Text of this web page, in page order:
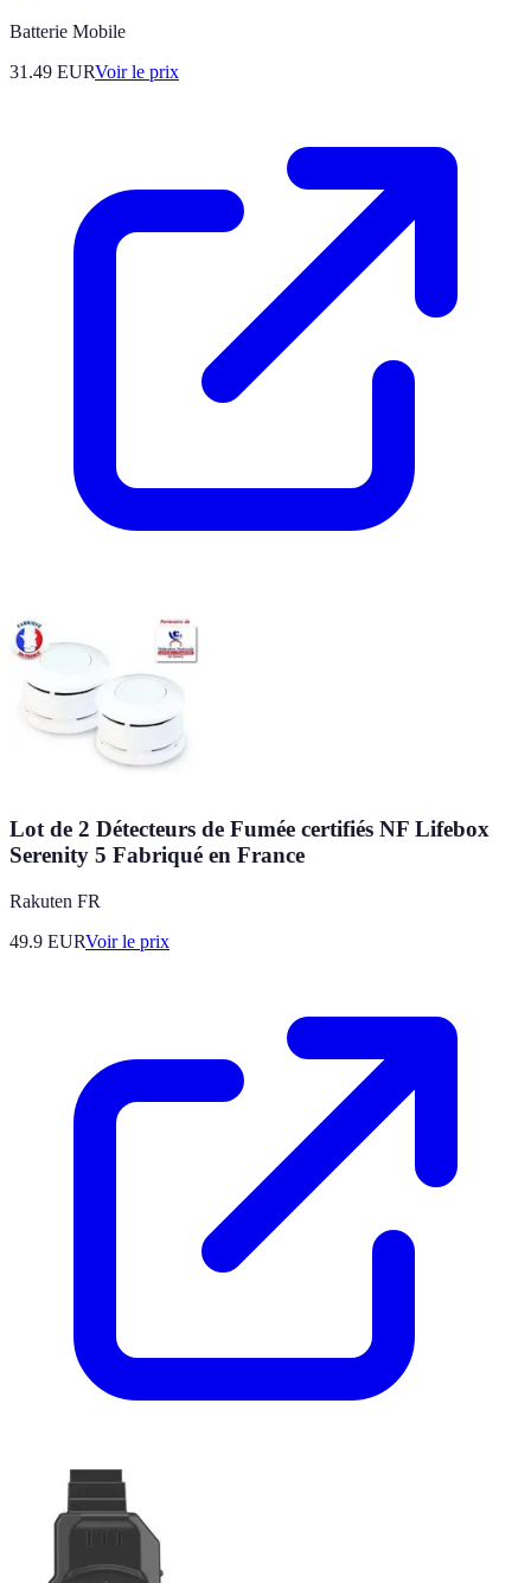
Batterie Mobile
31.49 EURVoir le prix
Lot de 2 Détecteurs de Fumée certifiés NF Lifebox
Serenity 5 Fabriqué en France
Rakuten FR
49.9 EURVoir le prix